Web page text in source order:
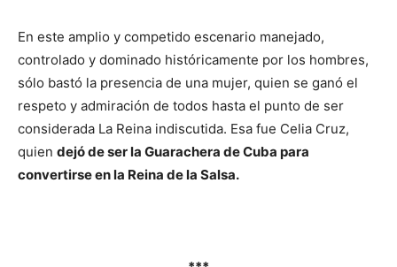
En este amplio y competido escenario manejado,
controlado y dominado históricamente por los hombres,
sólo bastó la presencia de una mujer, quien se ganó el
respeto y admiración de todos hasta el punto de ser
considerada La Reina indiscutida. Esa fue Celia Cruz,
quien dejó de ser la Guarachera de Cuba para
convertirse en la Reina de la Salsa.